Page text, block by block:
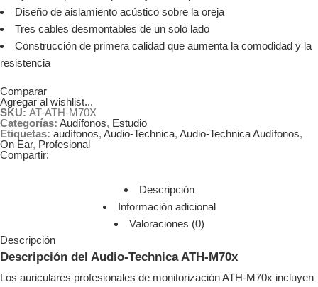
Diseño de aislamiento acústico sobre la oreja
Tres cables desmontables de un solo lado
Construcción de primera calidad que aumenta la comodidad y la
resistencia
Comparar
Agregar al wishlist...
SKU: AT-ATH-M70X
Categorías: Audífonos, Estudio
Etiquetas: audífonos, Audio-Technica, Audio-Technica Audífonos,
On Ear, Profesional
Compartir:
Descripción
Información adicional
Valoraciones (0)
Descripción
Descripción del Audio-Technica ATH-M70x
Los auriculares profesionales de monitorización ATH-M70x incluyen